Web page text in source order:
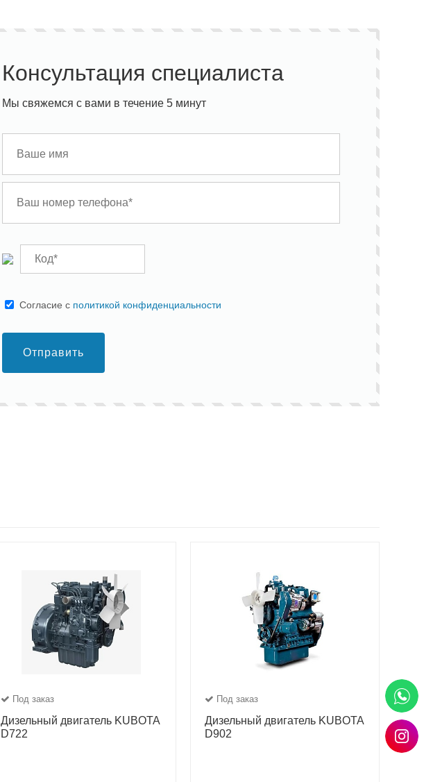
Консультация специалиста
Мы свяжемся с вами в течение 5 минут
Cогласие с политикой конфиденциальности
Отправить
Под заказ
Дизельный двигатель KUBOTA
D722
Под заказ
Дизельный двигатель KUBOTA
D902